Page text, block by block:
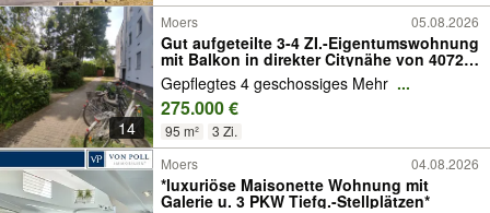
14
Moers 05.08.2026
Gut aufgeteilte 3-4 ZI.-Eigentumswohnung
mit Balkon in direkter Citynähe von 40721
Hilden
Gepflegtes 4 geschossiges Mehr ...
275.000 €
95 m² 3 Zi.
Moers 04.08.2026
*luxuriöse Maisonette Wohnung mit
Galerie u. 3 PKW Tiefg.-Stellplätzen*